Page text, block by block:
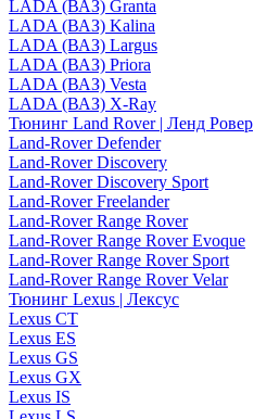
LADA (ВАЗ) Granta
LADA (ВАЗ) Kalina
LADA (ВАЗ) Largus
LADA (ВАЗ) Priora
LADA (ВАЗ) Vesta
LADA (ВАЗ) X-Ray
Тюнинг Land Rover | Ленд Ровер
Land-Rover Defender
Land-Rover Discovery
Land-Rover Discovery Sport
Land-Rover Freelander
Land-Rover Range Rover
Land-Rover Range Rover Evoque
Land-Rover Range Rover Sport
Land-Rover Range Rover Velar
Тюнинг Lexus | Лексус
Lexus CT
Lexus ES
Lexus GS
Lexus GX
Lexus IS